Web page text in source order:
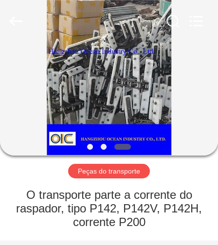
PRODUTOS
SOBRE
EXCURSÃO
FÁBRICA
CONTROLE
Peças do transporte
O transporte parte a corrente do
raspador, tipo P142, P142V, P142H,
corrente P200